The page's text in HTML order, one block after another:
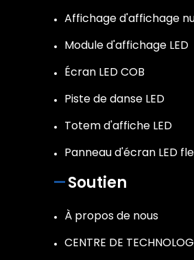
Affichage d'affichage
Module d'affichage LED
Écran LED COB
Piste de danse LED
Totem d'affiche LED
Panneau d'écran LED
Soutien
À propos de nous
CENTRE DE